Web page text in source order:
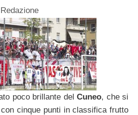
Redazione
poco brillante del Cuneo, che si
cinque punti in classifica frutto